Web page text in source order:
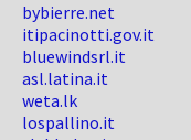
bybierre.net
itipacinotti.gov.it
bluewindsrl.it
asl.latina.it
weta.lk
lospallino.it